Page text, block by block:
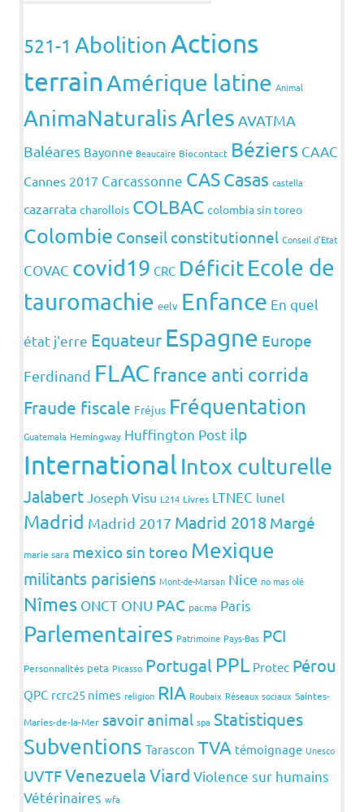
521-1 AbolitionActions
terrainAmérique latine Animal
AnimaNaturalisArles AVATMA
Baléares Bayonne Beaucaire Biocontact Béziers CAAC
Cannes 2017 Carcassonne CASCasas castella
cazarrata charollois COLBAC colombia sin toreo
Colombie Conseil constitutionnel Conseil d'Etat
COVAC covid19 CRC DéficitEcole de
tauromachie eelv Enfance En quel
état j'erre Equateur Espagne Europe
Ferdinand FLAC france anti corrida
Fraude fiscale Fréjus Fréquentation
Guatemala Hemingway Huffington Post ilp
International Intox culturelle
Jalabert Joseph Visu L214 Livres LTNEC lunel
Madrid Madrid 2017 Madrid 2018 Margé
marie sara mexico sin toreo Mexique
militants parisiens Mont-de-Marsan Nice no mas olé
Nîmes ONCT ONU PAC pacma Paris
Parlementaires Patrimoine Pays-Bas PCI
Personnalités peta Picasso Portugal PPL Protec Pérou
QPC rcrc25 nimes religion RIA Roubaix Réseaux sociaux Saintes-
Maries-de-la-Mer savoir animal spa Statistiques
Subventions Tarascon TVA témoignage Unesco
UVTFVenezuelaViard Violence sur humains
Vétérinaires wfa